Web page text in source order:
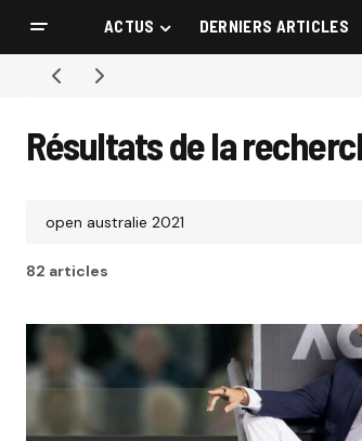
ACTUS DERNIERS ARTICLES
Résultats de la
82 articles